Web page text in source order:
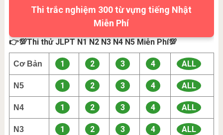
Thi trắc nghiệm 300 từ vựng tiếng Nhật
Miễn Phí
👉💯Thi thử JLPT N1 N2 N3 N4 N5 Miễn Phí💯
Cơ Bản 1 2 3 4 ALL
N5 1 2 3 4 ALL
N4 1 2 3 4 ALL
N3 1 2 3 4 ALL